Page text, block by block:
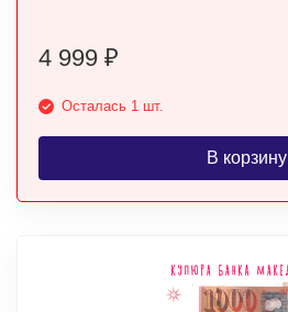
4 999 ₽
Осталась 1 шт.
В корзину